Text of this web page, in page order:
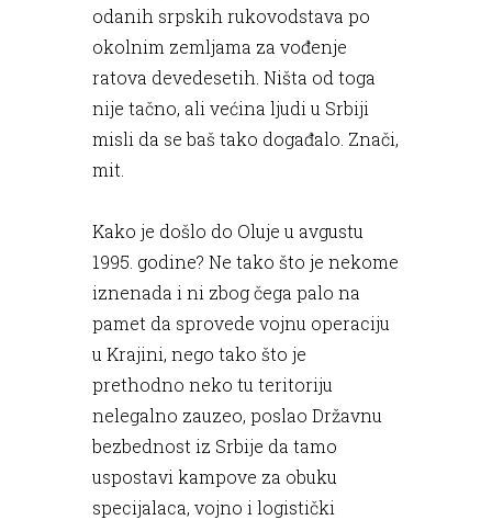
odanih srpskih rukovodstava po
okolnim zemljama za vođenje
ratova devedesetih. Ništa od toga
nije tačno, ali većina ljudi u Srbiji
misli da se baš tako događalo. Znači,
mit.
Kako je došlo do Oluje u avgustu
1995. godine? Ne tako što je nekome
iznenada i ni zbog čega palo na
pamet da sprovede vojnu operaciju
u Krajini, nego tako što je
prethodno neko tu teritoriju
nelegalno zauzeo, poslao Državnu
bezbednost iz Srbije da tamo
uspostavi kampove za obuku
specijalaca, vojno i logistički